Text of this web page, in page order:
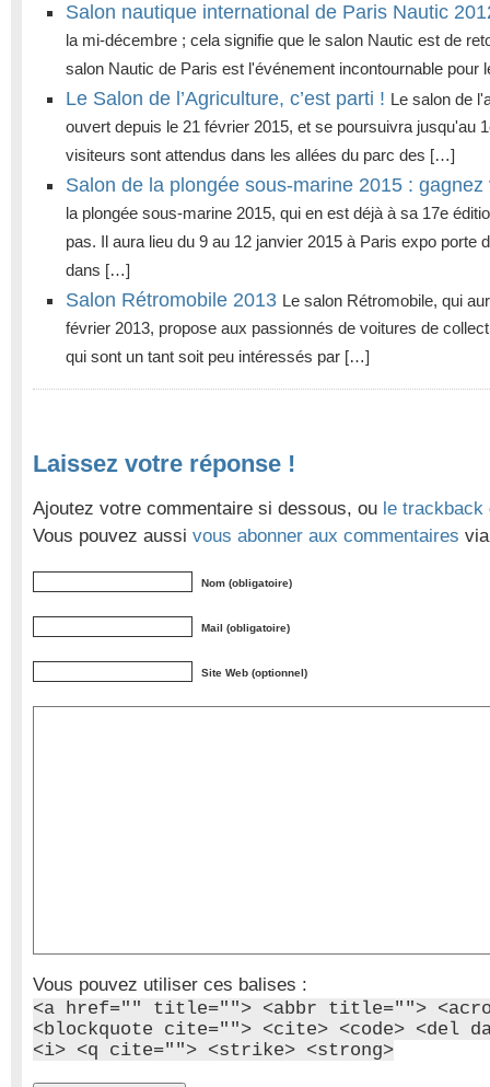
Salon nautique international de Paris Nautic
la mi-décembre ; cela signifie que le salon Nautic est de
salon Nautic de Paris est l'événement incontournable
Le Salon de l’Agriculture, c’est parti ! Le salon de
ouvert depuis le 21 février 2015, et se poursuivra jusqu'au
visiteurs sont attendus dans les allées du parc des […]
Salon de la plongée sous-marine 2015 : gagnez
la plongée sous-marine 2015, qui en est déjà à sa 17e
pas. Il aura lieu du 9 au 12 janvier 2015 à Paris expo porte
dans […]
Salon Rétromobile 2013 Le salon Rétromobile, qui
février 2013, propose aux passionnés de voitures de
qui sont un tant soit peu intéressés par […]
Laissez votre réponse !
Ajoutez votre commentaire si dessous, ou le trackback
Vous pouvez aussi vous abonner aux commentaires
Nom (obligatoire)
Mail (obligatoire)
Site Web (optionnel)
Vous pouvez utiliser ces balises :
<a href="" title=""> <abbr title="">
<blockquote cite=""> <cite> <code> <del
<i> <q cite=""> <strike> <strong>